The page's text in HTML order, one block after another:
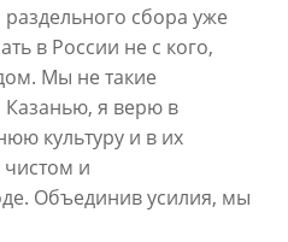
сбора уже
в России не с кого,
Мы не такие
я верю в
культуру и в их
и
Объединив усилия, мы